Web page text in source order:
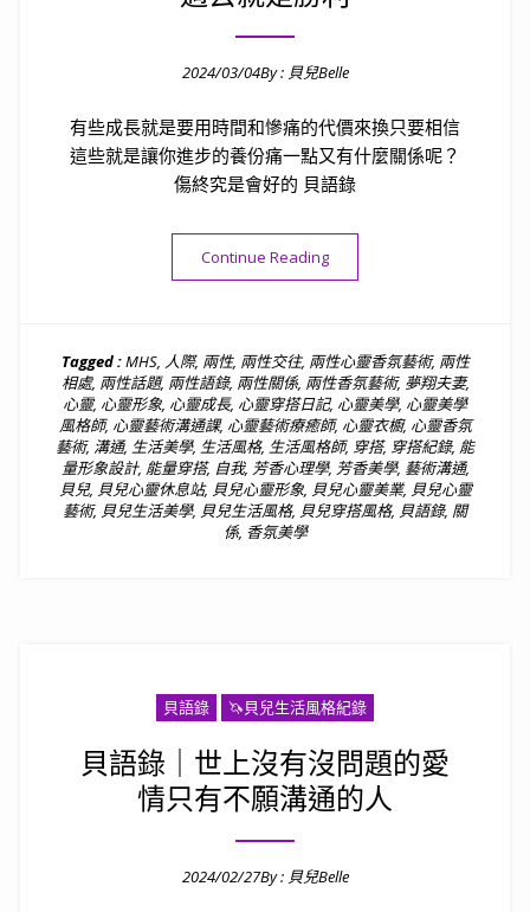
2024/03/04By : 貝兒Belle
有些成長就是要用時間和慘痛的代價來換只要相信
這些就是讓你進步的養份痛一點又有什麼關係呢？
傷終究是會好的 貝語錄
Continue Reading“貝語錄｜人越受傷越強大，
Tagged :MHS, 人際, 兩性, 兩性交往, 兩性心靈香氛藝術, 兩性
相處, 兩性話題, 兩性語錄, 兩性關係, 兩性香氛藝術, 夢翔夫妻,
心靈, 心靈形象, 心靈成長, 心靈穿搭日記, 心靈美學, 心靈美學
風格師, 心靈藝術溝通課, 心靈藝術療癒師, 心靈衣櫥, 心靈香氛
藝術, 溝通, 生活美學, 生活風格, 生活風格師, 穿搭, 穿搭紀錄, 能
量形象設計, 能量穿搭, 自我, 芳香心理學, 芳香美學, 藝術溝通,
貝兒, 貝兒心靈休息站, 貝兒心靈形象, 貝兒心靈美業, 貝兒心靈
藝術, 貝兒生活美學, 貝兒生活風格, 貝兒穿搭風格, 貝語錄, 關
係, 香氛美學
貝語錄 🦄️貝兒生活風格紀錄
貝語錄｜世上沒有沒問題的愛
情只有不願溝通的人
2024/02/27By : 貝兒Belle